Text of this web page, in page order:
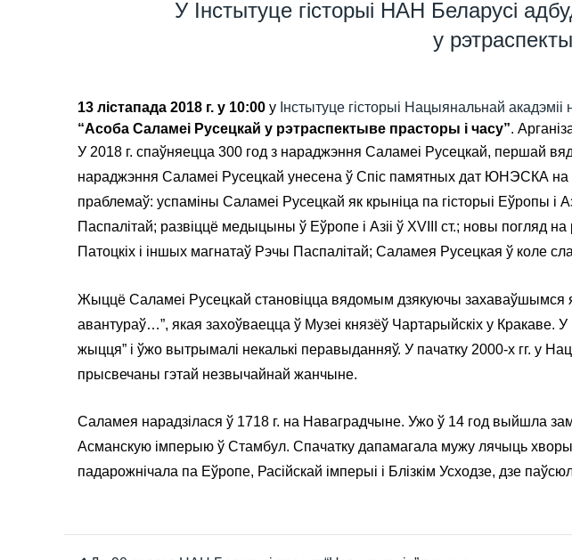
У Інстытуце гісторыі НАН Беларусі
у
13 лістапада 2018 г. у 10:00 у Інстытуце гісторыі Нацыянальнай акадэміі
“Асоба Саламеі Русецкай у рэтраспектыве прасторы і часу”.
У 2018 г. спаўняецца 300 год з нараджэння Саламеі Русецкай, першай
нараджэння Саламеі Русецкай унесена ў Спіс памятных дат ЮНЭСКА на
праблемаў: успаміны Саламеі Русецкай як крыніца па гісторыі Еўропы і
Паспалітай; развіццё медыцыны ў Еўропе і Азіі ў XVIII ст.; новы погляд
Патоцкіх і іншых магнатаў Рэчы Паспалітай; Саламея Русецкая ў коле
Жыццё Саламеі Русецкай становіцца вядомым дзякуючы захаваўшымся
авантураў…”, якая захоўваецца ў Музеі князёў Чартарыйскіх у
жыцця” і ўжо вытрымалі некалькі перавыданняў. У пачатку 2000-х гг. у
прысвечаны гэтай незвычайнай жанчыне.
Саламея нарадзілася ў 1718 г. на Наваградчыне. Ужо ў 14 год выйшла
Асманскую імперыю ў Стамбул. Спачатку дапамагала мужу лячыць
падарожнічала па Еўропе, Расійскай імперыі і Блізкім Усходзе, дзе